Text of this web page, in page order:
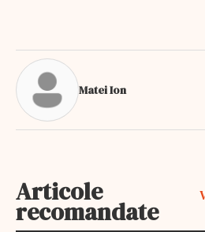
Matei Ion
Articole
recomandate